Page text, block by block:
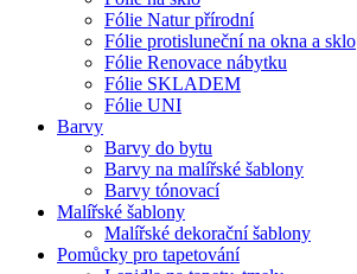
Fólie Natur přírodní
Fólie protisluneční na okna a sklo
Fólie Renovace nábytku
Fólie SKLADEM
Fólie UNI
Barvy
Barvy do bytu
Barvy na malířské šablony
Barvy tónovací
Malířské šablony
Malířské dekorační šablony
Pomůcky pro tapetování